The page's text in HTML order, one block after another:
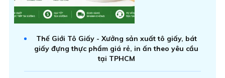
Thế Giới Tô Giấy - Xưởng sản xuất tô giấy, bát
giấy đựng thực phẩm giá rẻ, in ấn theo yêu cầu
tại TPHCM